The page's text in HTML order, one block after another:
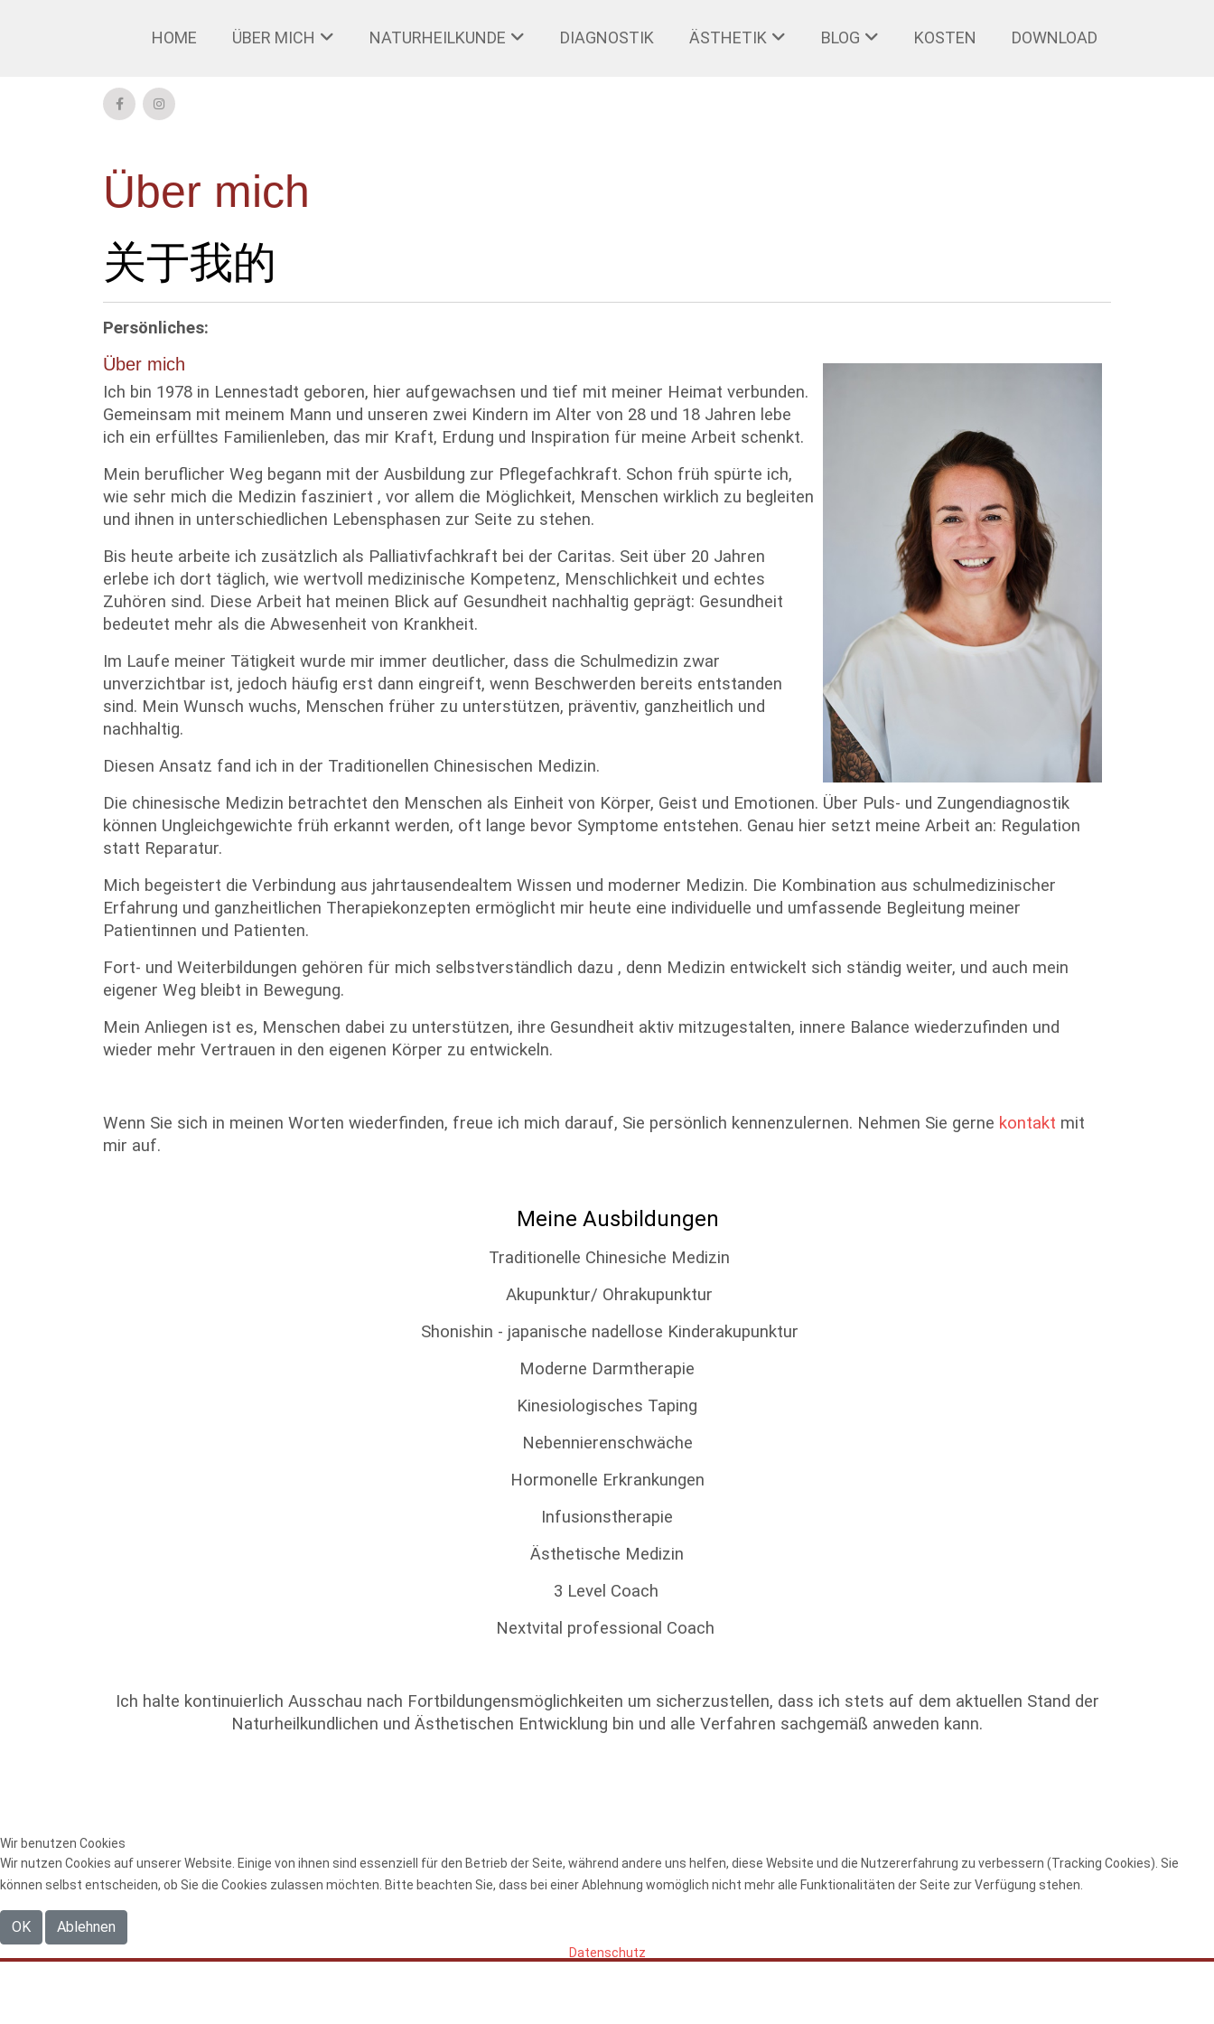
HOME ÜBER MICH NATURHEILKUNDE DIAGNOSTIK ÄSTHETIK BLOG KOSTEN DOWNLOAD
Über mich
关于我的
Persönliches:
Über mich
Ich bin 1978 in Lennestadt geboren, hier aufgewachsen und tief mit meiner Heimat verbunden.
Gemeinsam mit meinem Mann und unseren zwei Kindern im Alter von 28 und 18 Jahren lebe
ich ein erfülltes Familienleben, das mir Kraft, Erdung und Inspiration für meine Arbeit schenkt.
Mein beruflicher Weg begann mit der Ausbildung zur Pflegefachkraft. Schon früh spürte ich,
wie sehr mich die Medizin fasziniert , vor allem die Möglichkeit, Menschen wirklich zu begleiten
und ihnen in unterschiedlichen Lebensphasen zur Seite zu stehen.
Bis heute arbeite ich zusätzlich als Palliativfachkraft bei der Caritas. Seit über 20 Jahren
erlebe ich dort täglich, wie wertvoll medizinische Kompetenz, Menschlichkeit und echtes
Zuhören sind. Diese Arbeit hat meinen Blick auf Gesundheit nachhaltig geprägt: Gesundheit
bedeutet mehr als die Abwesenheit von Krankheit.
Im Laufe meiner Tätigkeit wurde mir immer deutlicher, dass die Schulmedizin zwar
unverzichtbar ist, jedoch häufig erst dann eingreift, wenn Beschwerden bereits entstanden
sind. Mein Wunsch wuchs, Menschen früher zu unterstützen, präventiv, ganzheitlich und
nachhaltig.
Diesen Ansatz fand ich in der Traditionellen Chinesischen Medizin.
Die chinesische Medizin betrachtet den Menschen als Einheit von Körper, Geist und Emotionen. Über Puls- und Zungendiagnostik
können Ungleichgewichte früh erkannt werden, oft lange bevor Symptome entstehen. Genau hier setzt meine Arbeit an: Regulation
statt Reparatur.
Mich begeistert die Verbindung aus jahrtausendealtem Wissen und moderner Medizin. Die Kombination aus schulmedizinischer
Erfahrung und ganzheitlichen Therapiekonzepten ermöglicht mir heute eine individuelle und umfassende Begleitung meiner
Patientinnen und Patienten.
Fort- und Weiterbildungen gehören für mich selbstverständlich dazu , denn Medizin entwickelt sich ständig weiter, und auch mein
eigener Weg bleibt in Bewegung.
Mein Anliegen ist es, Menschen dabei zu unterstützen, ihre Gesundheit aktiv mitzugestalten, innere Balance wiederzufinden und
wieder mehr Vertrauen in den eigenen Körper zu entwickeln.
Wenn Sie sich in meinen Worten wiederfinden, freue ich mich darauf, Sie persönlich kennenzulernen. Nehmen Sie gerne kontakt mit
mir auf.
Meine Ausbildungen
Traditionelle Chinesiche Medizin
Akupunktur/ Ohrakupunktur
Shonishin - japanische nadellose Kinderakupunktur
Moderne Darmtherapie
Kinesiologisches Taping
Nebennierenschwäche
Hormonelle Erkrankungen
Infusionstherapie
Ästhetische Medizin
3 Level Coach
Nextvital professional Coach
Ich halte kontinuierlich Ausschau nach Fortbildungensmöglichkeiten um sicherzustellen, dass ich stets auf dem aktuellen Stand der
Naturheilkundlichen und Ästhetischen Entwicklung bin und alle Verfahren sachgemäß anweden kann.
Wir benutzen Cookies
Wir nutzen Cookies auf unserer Website. Einige von ihnen sind essenziell für den Betrieb der Seite, während andere uns helfen, diese Website und die Nutzererfahrung zu verbessern (Tracking Cookies). Sie
können selbst entscheiden, ob Sie die Cookies zulassen möchten. Bitte beachten Sie, dass bei einer Ablehnung womöglich nicht mehr alle Funktionalitäten der Seite zur Verfügung stehen.
OK Ablehnen
Datenschutz